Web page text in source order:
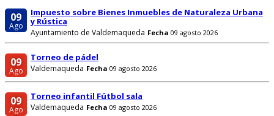
09
Ago
Impuesto sobre Bienes Inmuebles de Naturaleza Urbana
y Rústica
Ayuntamiento de Valdemaqueda Fecha 09 agosto 2026
09
Ago
Torneo de pádel
Valdemaqueda Fecha 09 agosto 2026
09
Ago
Torneo infantil Fútbol sala
Valdemaqueda Fecha 09 agosto 2026